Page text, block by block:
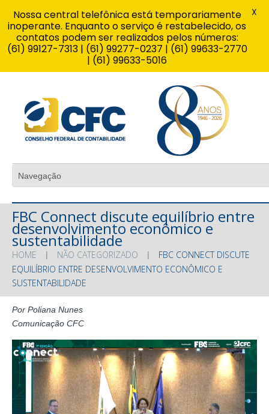
FBC Connect discute equilíbrio entre
desenvolvimento econômico e
sustentabilidade
HOME NÃO CATEGORIZADO
FBC CONNECT DISCUTE
EQUILÍBRIO ENTRE DESENVOLVIMENTO ECONÔMICO E
SUSTENTABILIDADE
Por Poliana Nunes
Comunicação CFC
Nossa central telefônica está temporariamente
inoperante. Enquanto o serviço é restabelecido, os
contatos podem ser realizados pelos números:
(61) 99127-7313 | (61) 99277-0237 | (61) 99633-2770
| (61) 99633-5016
X